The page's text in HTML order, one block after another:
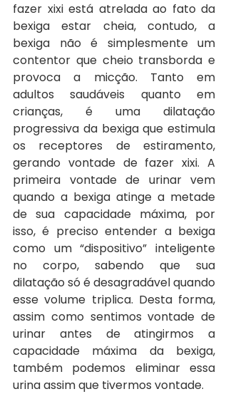
fazer xixi está atrelada ao fato da
bexiga estar cheia, contudo, a
bexiga não é simplesmente um
contentor que cheio transborda e
provoca a micção. Tanto em
adultos saudáveis quanto em
crianças, é uma dilatação
progressiva da bexiga que estimula
os receptores de estiramento,
gerando vontade de fazer xixi. A
primeira vontade de urinar vem
quando a bexiga atinge a metade
de sua capacidade máxima, por
isso, é preciso entender a bexiga
como um “dispositivo” inteligente
no corpo, sabendo que sua
dilatação só é desagradável quando
esse volume triplica. Desta forma,
assim como sentimos vontade de
urinar antes de atingirmos a
capacidade máxima da bexiga,
também podemos eliminar essa
urina assim que tivermos vontade.